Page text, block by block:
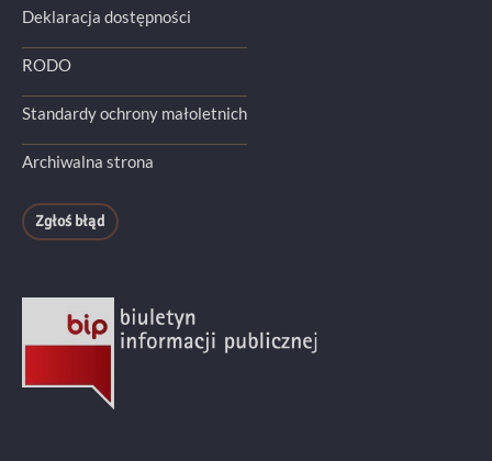
Deklaracja dostępności
RODO
Standardy ochrony małoletnich
Archiwalna strona
Zgłoś błąd